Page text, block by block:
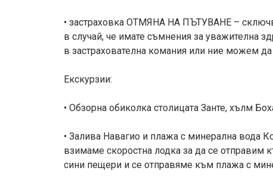
• застраховка ОТМЯНА НА ПЪТУВАНЕ –
в случай, че имате съмнения за уважителна
в застрахователна комания или ние можем
Екскурзии:
• Обзорна обиколка столицата Занте, хълм
• Залива Навагио и плажа с минерална вода
взимаме скоростна лодка за да се отправим
сини пещери и се отправяме към плажа с